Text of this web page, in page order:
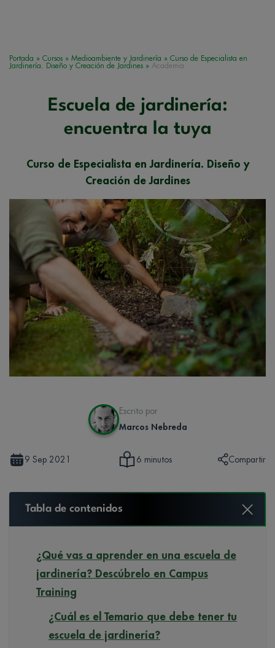
Portada » Cursos » Medioambiente y Jardinería » Curso de Especialista en
Jardinería. Diseño y Creación de Jardines » Academia
Escuela de jardinería:
encuentra la tuya
Curso de Especialista en Jardinería. Diseño y
Creación de Jardines
Escrito por
Marcos Nebreda
9 Sep 2021 6 minutos Compartir
Tabla de contenidos
¿Qué vas a aprender en una escuela de
jardinería? Descúbrelo en Campus
Training
¿Cuál es el Temario que debe tener tu
escuela de jardinería?